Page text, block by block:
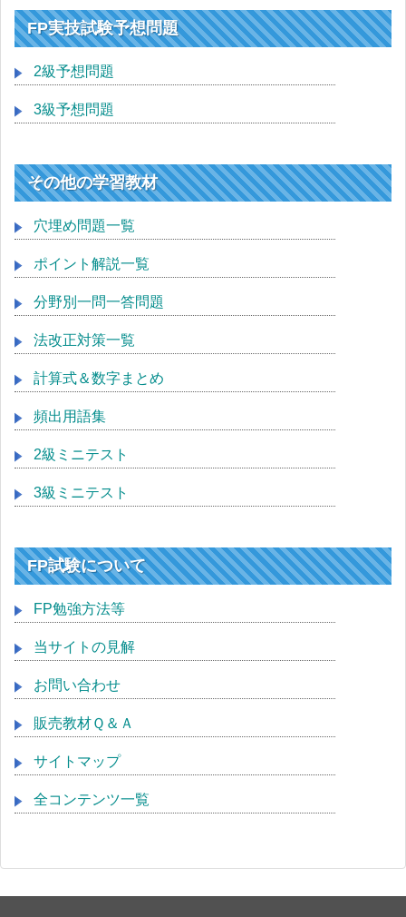
FP実技試験予想問題
2級予想問題
3級予想問題
その他の学習教材
穴埋め問題一覧
ポイント解説一覧
分野別一問一答問題
法改正対策一覧
計算式＆数字まとめ
頻出用語集
2級ミニテスト
3級ミニテスト
FP試験について
FP勉強方法等
当サイトの見解
お問い合わせ
販売教材Ｑ＆Ａ
サイトマップ
全コンテンツ一覧